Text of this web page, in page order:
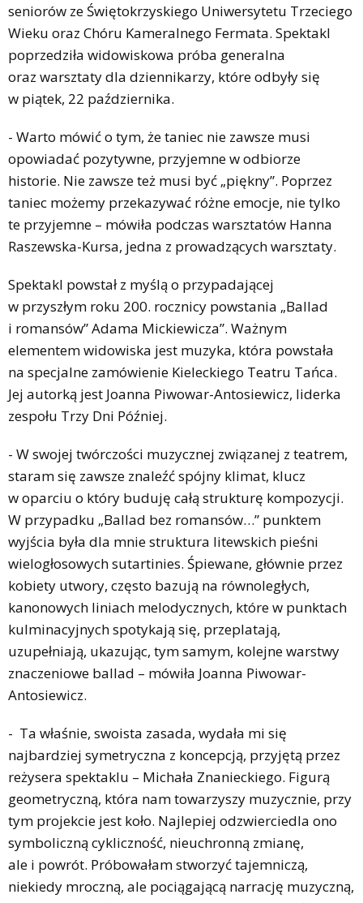
seniorów ze Świętokrzyskiego Uniwersytetu Trzeciego
Wieku oraz Chóru Kameralnego Fermata. Spektakl
poprzedziła widowiskowa próba generalna
oraz warsztaty dla dziennikarzy, które odbyły się
w piątek, 22 października.
- Warto mówić o tym, że taniec nie zawsze musi
opowiadać pozytywne, przyjemne w odbiorze
historie. Nie zawsze też musi być „piękny”. Poprzez
taniec możemy przekazywać różne emocje, nie tylko
te przyjemne – mówiła podczas warsztatów Hanna
Raszewska-Kursa, jedna z prowadzących warsztaty.
Spektakl powstał z myślą o przypadającej
w przyszłym roku 200. rocznicy powstania „Ballad
i romansów” Adama Mickiewicza”. Ważnym
elementem widowiska jest muzyka, która powstała
na specjalne zamówienie Kieleckiego Teatru Tańca.
Jej autorką jest Joanna Piwowar-Antosiewicz, liderka
zespołu Trzy Dni Później.
- W swojej twórczości muzycznej związanej z teatrem,
staram się zawsze znaleźć spójny klimat, klucz
w oparciu o który buduję całą strukturę kompozycji.
W przypadku „Ballad bez romansów…” punktem
wyjścia była dla mnie struktura litewskich pieśni
wielogłosowych sutartinies. Śpiewane, głównie przez
kobiety utwory, często bazują na równoległych,
kanonowych liniach melodycznych, które w punktach
kulminacyjnych spotykają się, przeplatają,
uzupełniają, ukazując, tym samym, kolejne warstwy
znaczeniowe ballad – mówiła Joanna Piwowar-
Antosiewicz.
- Ta właśnie, swoista zasada, wydała mi się
najbardziej symetryczna z koncepcją, przyjętą przez
reżysera spektaklu – Michała Znanieckiego. Figurą
geometryczną, która nam towarzyszy muzycznie, przy
tym projekcie jest koło. Najlepiej odzwierciedla ono
symboliczną cykliczność, nieuchronną zmianę,
ale i powrót. Próbowałam stworzyć tajemniczą,
niekiedy mroczną, ale pociągającą narrację muzyczną,